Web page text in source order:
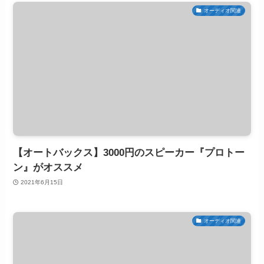
オーディオ関連
【オートバックス】3000円のスピーカー『プロトー
ン』がオススメ
2021年6月15日
オーディオ関連